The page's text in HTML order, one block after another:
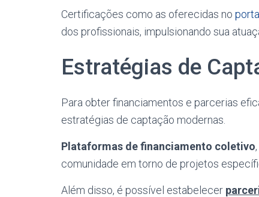
Certificações como as oferecidas no
dos profissionais, impulsionando sua
Estratégias de
Para obter financiamentos e parcerias
estratégias de captação modernas.
Plataformas de financiamento coletivo
comunidade em torno de projetos
Além disso, é possível estabelecer